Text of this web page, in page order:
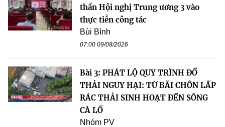
thần Hội nghị Trung ương 3 vào
thực tiễn công tác
Bùi Bình
07:00 09/08/2026
Bài 3: PHÁT LỘ QUY TRÌNH ĐỔ
THẢI NGUY HẠI: TỪ BÃI CHÔN LẤP
RÁC THẢI SINH HOẠT ĐẾN SÔNG
CÀ LỒ
Nhóm PV